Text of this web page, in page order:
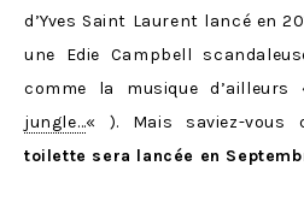
d’Yves Saint Laurent lancé en
une Edie Campbell
comme la musique d’ailleurs
jungle…« ). Mais saviez-vous
toilette sera lancée en